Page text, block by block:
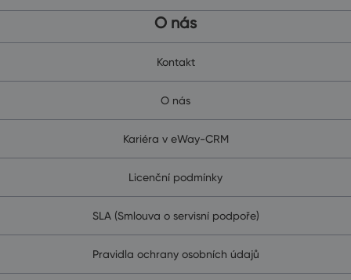
O nás
Kontakt
O nás
Kariéra v eWay-CRM
Licenční podmínky
SLA (Smlouva o servisní podpoře)
Pravidla ochrany osobních údajů